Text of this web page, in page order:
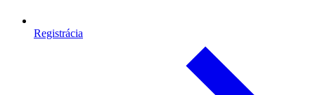
Registrácia